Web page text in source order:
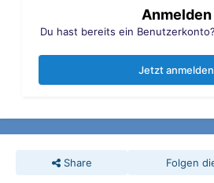
Anmelden
Du hast bereits ein
Jetzt anmelden
Share Folgen